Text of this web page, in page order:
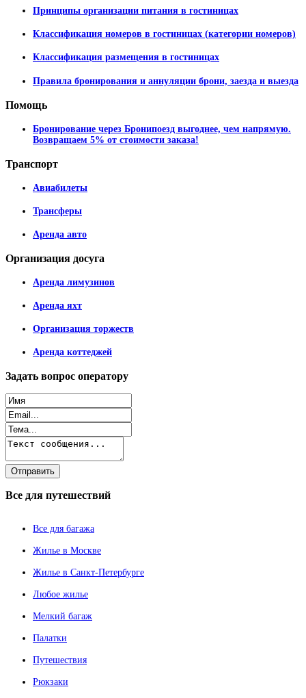
Принципы организации питания в гостиницах
Классификация номеров в гостиницах (категории номеров)
Классификация размещения в гостиницах
Правила бронирования и аннуляции брони, заезда и выезда
Помощь
Бронирование через Бронипоезд выгоднее, чем напрямую.
Возвращаем 5% от стоимости заказа!
Транспорт
Авиабилеты
Трансферы
Аренда авто
Организация досуга
Аренда лимузинов
Аренда яхт
Организация торжеств
Аренда коттеджей
Задать вопрос оператору
Все для путешествий
Все для багажа
Жилье в Москве
Жилье в Санкт-Петербурге
Любое жилье
Мелкий багаж
Палатки
Путешествия
Рюкзаки